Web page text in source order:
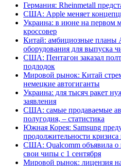
Германия: Rheinmetall
США: Apple меняет
Украина: в июне на первом
кроссовер
Китай: амбициозные планы
оборудования для выпуска
США: Пентагон заказал
подлодок
Мировой рынок: Китай
немецкие автогиганты
Украина: для тысяч ракет
заявления
США: самые продаваемые
полугодия, – статистика
Южная Корея: Samsung
продолжительности
США: Qualcomm объявила о
свои чипы с 1 сентября
Мировой рынок: лицензия